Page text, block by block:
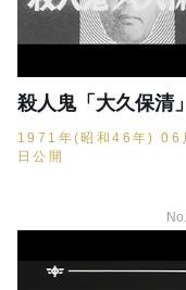
殺人鬼「大久保清」
1971年(昭和46年) 06
日公開